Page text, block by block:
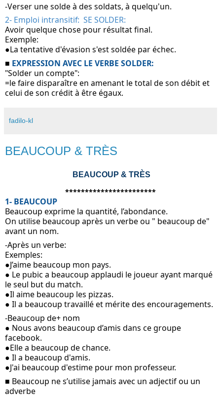
-Verser une solde à des soldats, à quelqu'un.
2- Emploi intransitif:  SE SOLDER:
Avoir quelque chose pour résultat final.
Exemple:
●La tentative d'évasion s'est soldée par échec.
■ EXPRESSION AVEC LE VERBE SOLDER:
"Solder un compte":
=le faire disparaître en amenant le total de son débit et
celui de son crédit à être égaux.
fadilo-kl
BEAUCOUP & TRÈS
BEAUCOUP & TRÈS
***********************
1- BEAUCOUP
Beaucoup exprime la quantité, l’abondance.
On utilise beaucoup après un verbe ou " beaucoup de"
avant un nom.
-Après un verbe:
Exemples:
●J’aime beaucoup mon pays.
● Le pubic a beaucoup applaudi le joueur ayant marqué
le seul but du match.
●Il aime beaucoup les pizzas.
● Il a beaucoup travaillé et mérite des encouragements.
-Beaucoup de+ nom
● Nous avons beaucoup d’amis dans ce groupe
facebook.
●Elle a beaucoup de chance.
● Il a beaucoup d'amis.
●J'ai beaucoup d'estime pour mon professeur.
■ Beaucoup ne s’utilise jamais avec un adjectif ou un
adverbe